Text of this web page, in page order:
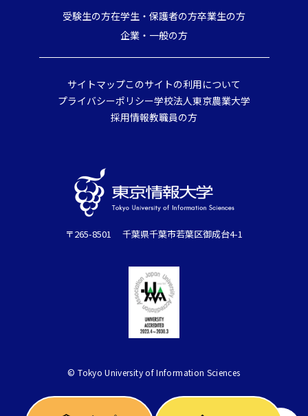
受験生の方在学生・保護者の方卒業生の方
企業・一般の方
〒265-8501 千葉県千葉市若葉区御成台4-1
サイトマップこのサイトの利用について
プライバシーポリシー学校法人東京農業大学
採用情報教職員の方
© Tokyo University of Information Sciences